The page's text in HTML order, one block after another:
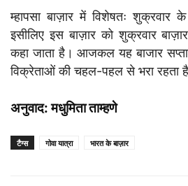
म्हापसा बाज़ार में विशेषतः
इसीलिए इस बाज़ार को शुक्रवार
कहा जाता है। आजकल यह बाजार
विक्रेताओं की चहल-पहल से भरा रहता
अनुवाद: मधुमिता ताम्हणे
टैग्स गोवा यात्रा भारत के बाज़ार